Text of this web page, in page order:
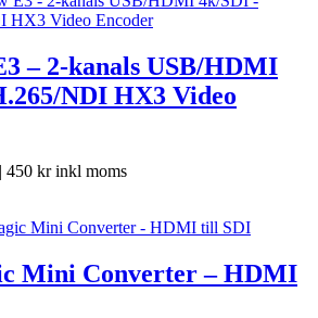
– 2-kanals USB/HDMI
NDI HX3 Video
450 krinkl moms
Mini Converter – HDMI